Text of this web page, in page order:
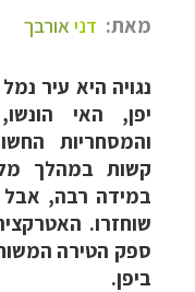
מאת: דני אורבך
נגויה היא עיר
יפן, האי
והמסחריות
קשות במהלך
במידה רבה,
שוחזרו.
ספק הטירה
ביפן.